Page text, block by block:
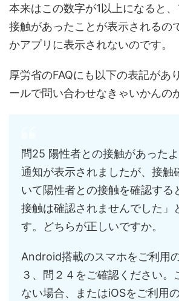
本来はこの数字が1以上になると
接触があったことが表示されるの
かアプリに表示されないのです。
厚労省のFAQにも以下の表記があ
ールで問い合わせなきゃいかんの
問25 陽性者との接触があった
通知が表示されましたが、接触
いて陽性者との接触を確認する
接触は確認されませんでした」
す。どちらが正しいですか。
Android搭載のスマホをご利用
３、問２４をご確認ください。
ない場合、またはiOSをご利用